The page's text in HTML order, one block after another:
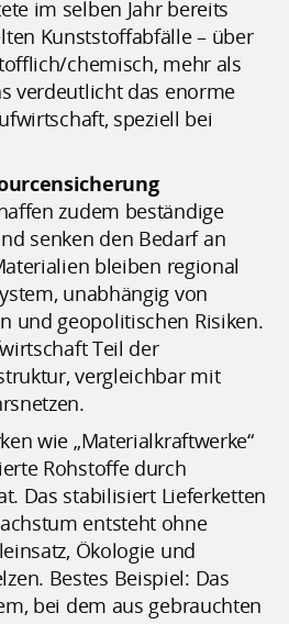
im selben Jahr bereits
Kunststoffabfälle – über
chemisch, mehr als
verdeutlicht das enorme
speziell bei
zudem beständige
senken den Bedarf an
bleiben regional
unabhängig von
und geopolitischen Risiken.
Teil der
vergleichbar mit
wie „Materialkraftwerke“
Rohstoffe durch
Das stabilisiert Lieferketten
entsteht ohne
Ökologie und
Bestes Beispiel: Das
bei dem aus gebrauchten